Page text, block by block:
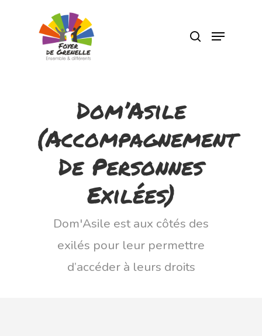
Pressez Entrée pour rechercher ou Echap
Dom’Asile
(Accompagnement
De Personnes
Exilées)
Dom'Asile est aux côtés des
exilés pour leur permettre
d’accéder à leurs droits